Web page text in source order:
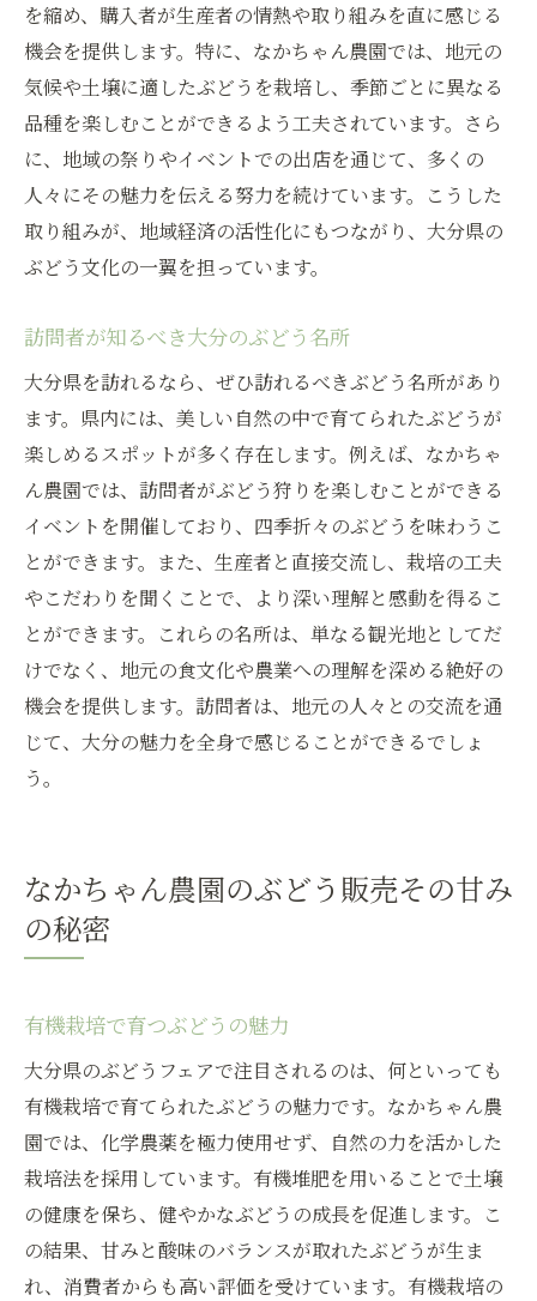
を縮め、購入者が生産者の情熱や取り組みを直に感じる
機会を提供します。特に、なかちゃん農園では、地元の
気候や土壌に適したぶどうを栽培し、季節ごとに異なる
品種を楽しむことができるよう工夫されています。さら
に、地域の祭りやイベントでの出店を通じて、多くの
人々にその魅力を伝える努力を続けています。こうした
取り組みが、地域経済の活性化にもつながり、大分県の
ぶどう文化の一翼を担っています。
訪問者が知るべき大分のぶどう名所
大分県を訪れるなら、ぜひ訪れるべきぶどう名所があり
ます。県内には、美しい自然の中で育てられたぶどうが
楽しめるスポットが多く存在します。例えば、なかちゃ
ん農園では、訪問者がぶどう狩りを楽しむことができる
イベントを開催しており、四季折々のぶどうを味わうこ
とができます。また、生産者と直接交流し、栽培の工夫
やこだわりを聞くことで、より深い理解と感動を得るこ
とができます。これらの名所は、単なる観光地としてだ
けでなく、地元の食文化や農業への理解を深める絶好の
機会を提供します。訪問者は、地元の人々との交流を通
じて、大分の魅力を全身で感じることができるでしょ
う。
なかちゃん農園のぶどう販売その甘み
の秘密
有機栽培で育つぶどうの魅力
大分県のぶどうフェアで注目されるのは、何といっても
有機栽培で育てられたぶどうの魅力です。なかちゃん農
園では、化学農薬を極力使用せず、自然の力を活かした
栽培法を採用しています。有機堆肥を用いることで土壌
の健康を保ち、健やかなぶどうの成長を促進します。こ
の結果、甘みと酸味のバランスが取れたぶどうが生ま
れ、消費者からも高い評価を受けています。有機栽培の